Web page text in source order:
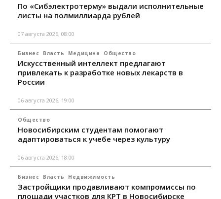
По «Сибэлектротерму» выдали исполнительные
листы на полмиллиарда рублей
07 августа 2026, 08:00
Бизнес Власть Медицина Общество
Искусственный интеллект предлагают
привлекать к разработке новых лекарств в
России
06 августа 2026, 19:00
Общество
Новосибирским студентам помогают
адаптироваться к учебе через культуру
06 августа 2026, 18:00
Бизнес Власть Недвижимость
Застройщики продавливают компромиссы по
площади участков для КРТ в Новосибирске